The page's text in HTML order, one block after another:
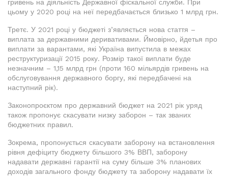
гривень на діяльність Державної фіскальної служби. При
цьому у 2020 році на неї передбачається близько 1 млрд грн.
Третє. У 2021 році у бюджеті з’являється нова стаття –
виплата за державними деривативами. Ймовірно, йдетья про
виплати за варантами, які Україна випустила в межах
реструктуризації 2015 року. Розмір такої виплати буде
незначним – 1,15 млрд грн (проти 160 мільярдів гривень на
обслуговування державного боргу, які передбачені на
наступний рік).
Законопроєктом про державний бюджет на 2021 рік уряд
також пропонує скасувати низку заборон – так званих
бюджетних правил.
Зокрема, пропонується скасувати заборону на встановлення
рівня дефіциту бюджету більшого 3% ВВП, заборону
надавати державні гарантії на суму більше 3% планових
доходів загального фонду бюджету та заборону надавати їх